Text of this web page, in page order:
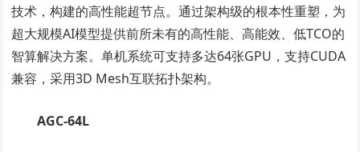
技术，构建的高性能超节点。通过架构级的根本性重塑，为
超大规模AI模型提供前所未有的高性能、高能效、低TCO的
智算解决方案。单机系统可支持多达64张GPU，支持CUDA
兼容，采用3D Mesh互联拓扑架构。
AGC-64L